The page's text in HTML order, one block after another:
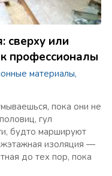
сверху или
профессионалы
материалы,
пока они не
гул
будто маршируют
изоляция —
до тех пор, пока